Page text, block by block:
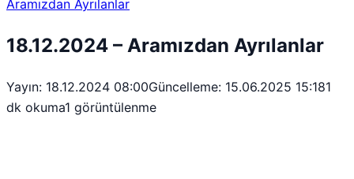
Aramızdan Ayrılanlar
18.12.2024 – Aramızdan Ayrılanlar
Yayın: 18.12.2024 08:00Güncelleme: 15.06.2025 15:181
dk okuma1 görüntülenme